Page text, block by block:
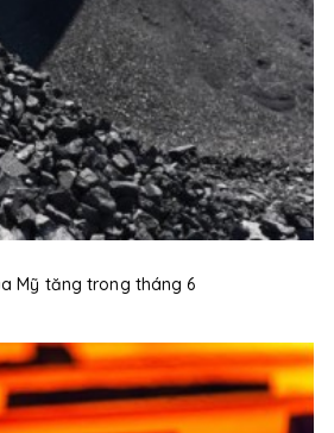
Mỹ tăng trong tháng 6